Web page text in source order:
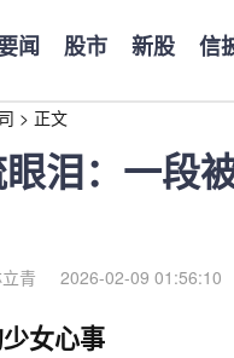
闻 股市 新股 信
> 正文
泪：一段
青 2026-02-09 01:56:10
女心事